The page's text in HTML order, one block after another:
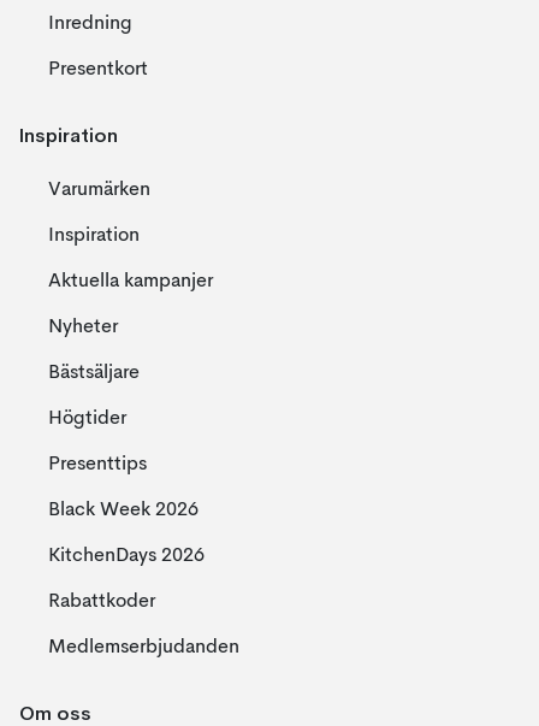
Inredning
Presentkort
Inspiration
Varumärken
Inspiration
Aktuella kampanjer
Nyheter
Bästsäljare
Högtider
Presenttips
Black Week 2026
KitchenDays 2026
Rabattkoder
Medlemserbjudanden
Om oss